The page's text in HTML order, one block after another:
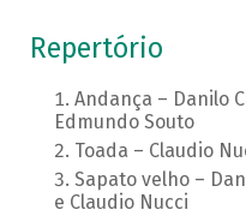
Repertório
Andança – Danilo
Edmundo Souto
Toada – Claudio
Sapato velho –
e Claudio Nucci